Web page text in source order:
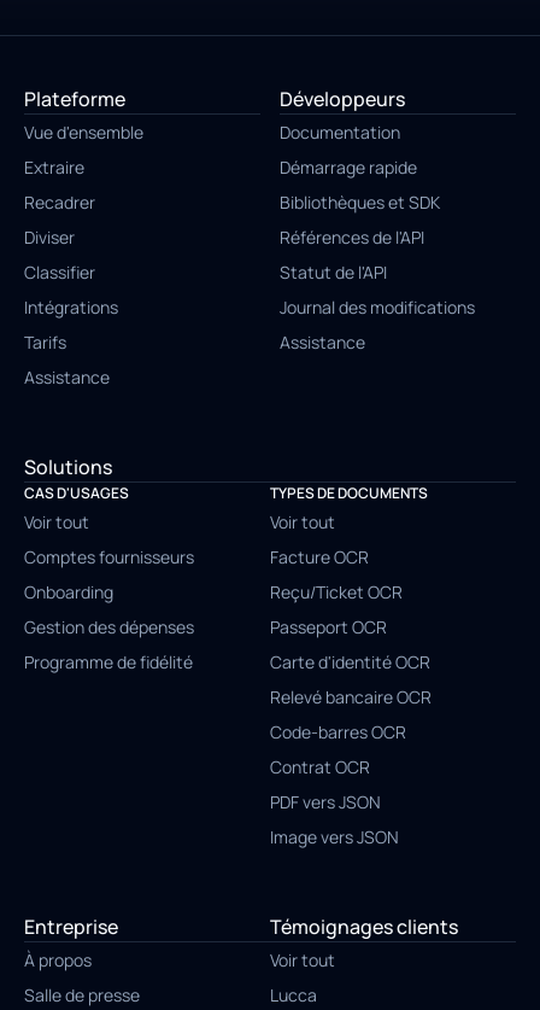
Plateforme
Vue d'ensemble
Extraire
Recadrer
Diviser
Classifier
Intégrations
Tarifs
Assistance
Solutions
CAS D'USAGES
Voir tout
Comptes fournisseurs
Onboarding
Gestion des dépenses
Programme de fidélité
TYPES DE DOCUMENTS
Voir tout
Facture OCR
Reçu/Ticket OCR
Passeport OCR
Carte d'identité OCR
Relevé bancaire OCR
Code-barres OCR
Contrat OCR
PDF vers JSON
Image vers JSON
Développeurs
Documentation
Démarrage rapide
Bibliothèques et SDK
Références de l'API
Statut de l'API
Journal des modifications
Assistance
Entreprise
À propos
Salle de presse
Témoignages clients
Voir tout
Lucca